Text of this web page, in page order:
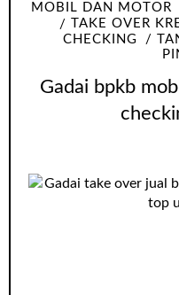
MOBIL DAN MOTOR
TAKE OVER
CHECKING
Gadai bpkb